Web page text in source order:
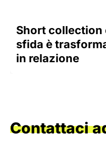
Short collection
sfida è
in relazione
Contattaci